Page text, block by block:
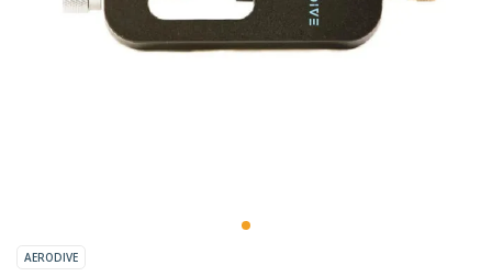
AERODIVE